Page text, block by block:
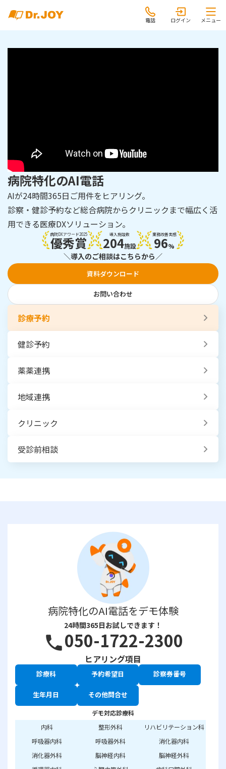
電話 ログイン メニュー
病院特化のAI電話
AIが24時間365日ご用件をヒアリング。
診察・健診予約など総合病院からクリニックまで幅広く活
用できる医療DXソリューション。
病院DXアワード2025
優秀賞 導入施設数
204施設
業務改善実感
96%
＼導入のご相談はこちらから／
資料ダウンロード
お問い合わせ
診療予約
健診予約
薬薬連携
地域連携
クリニック
受診前相談
病院特化のAI電話をデモ体験
24時間365日お試しできます！
phone050-1722-2300
ヒアリング項目
診療科 予約希望日 診察券番号
生年月日 その他問合せ
デモ対応診療科
内科
整形外科
リハビリテーション科
呼吸器内科
呼吸器外科
消化器内科
消化器外科
脳神経内科
脳神経外科